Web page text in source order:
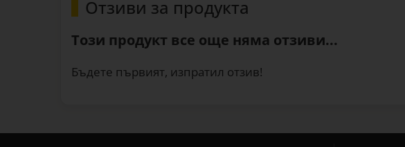
Отзиви за продукта
Този продукт все още няма отзиви...
Бъдете първият, изпратил отзив!